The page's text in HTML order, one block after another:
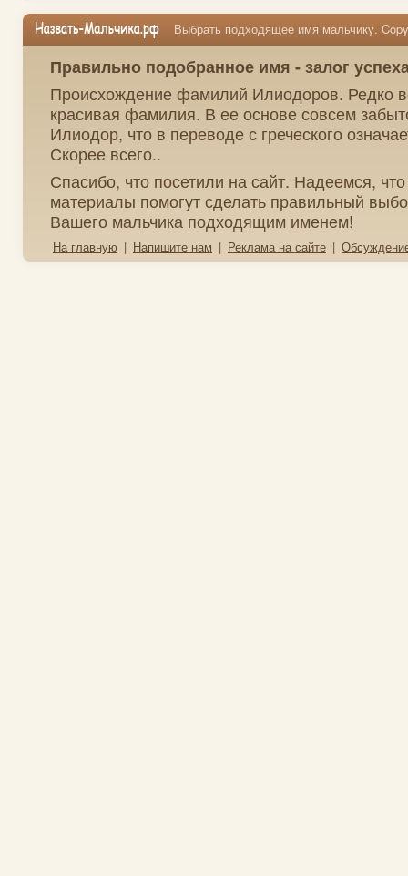
Выбрать подходящее имя мальчику.
Правильно подобранное имя - залог
Происхождение фамилий Илиодоров. Редко
красивая фамилия. В ее основе совсем
Илиодор, что в переводе с греческого
Скорее всего..
Спасибо, что посетили на сайт. Надеемся,
материалы помогут сделать правильный
Вашего мальчика подходящим именем!
На главную | Напишите нам | Реклама на сайте |